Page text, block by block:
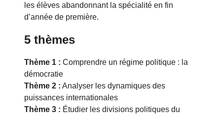
les élèves abandonnant la spécialité en fin
d’année de première.
5 thèmes
Thème 1 : Comprendre un régime politique : la
démocratie
Thème 2 : Analyser les dynamiques des
puissances internationales
Thème 3 : Étudier les divisions politiques du